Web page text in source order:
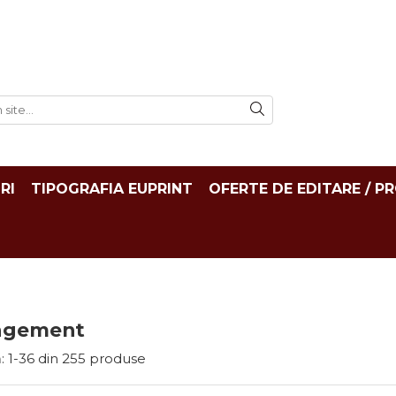
TIPOGRAFIA EUPRINT OFERTE DE EDITARE /
1-36 din 255 produse